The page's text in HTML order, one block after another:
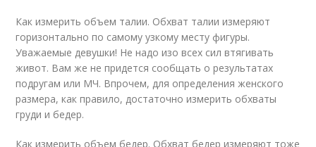
Как измерить объем талии. Обхват талии измеряют
горизонтально по самому узкому месту фигуры.
Уважаемые девушки! Не надо изо всех сил втягивать
живот. Вам же не придется сообщать о результатах
подругам или МЧ. Впрочем, для определения женского
размера, как правило, достаточно измерить обхваты
груди и бедер.
Как измерить объем бедер. Обхват бедер измеряют тоже